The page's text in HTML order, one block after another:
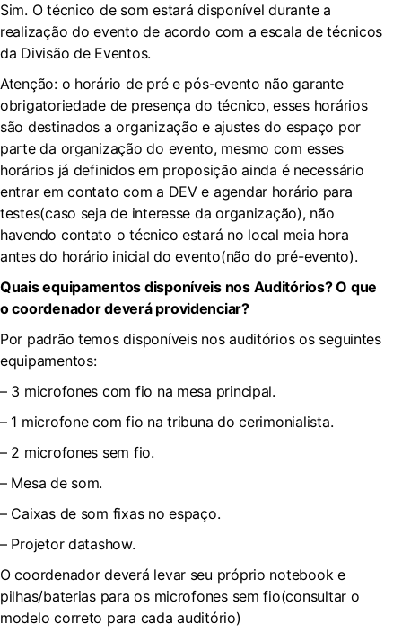
Sim. O técnico de som estará disponível durante a
realização do evento de acordo com a escala de técnicos
da Divisão de Eventos.
Atenção: o horário de pré e pós-evento não garante
obrigatoriedade de presença do técnico, esses horários
são destinados a organização e ajustes do espaço por
parte da organização do evento, mesmo com esses
horários já definidos em proposição ainda é necessário
entrar em contato com a DEV e agendar horário para
testes(caso seja de interesse da organização), não
havendo contato o técnico estará no local meia hora
antes do horário inicial do evento(não do pré-evento).
Quais equipamentos disponíveis nos Auditórios? O que
o coordenador deverá providenciar?
Por padrão temos disponíveis nos auditórios os seguintes
equipamentos:
– 3 microfones com fio na mesa principal.
– 1 microfone com fio na tribuna do cerimonialista.
– 2 microfones sem fio.
– Mesa de som.
– Caixas de som fixas no espaço.
– Projetor datashow.
O coordenador deverá levar seu próprio notebook e
pilhas/baterias para os microfones sem fio(consultar o
modelo correto para cada auditório)